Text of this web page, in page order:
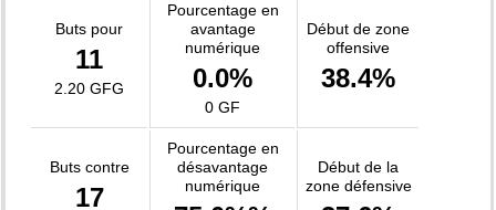
Buts pour
11
2.20 GFG
Pourcentage en
avantage
numérique
0.0%
0 GF
Début de zone
offensive
38.4%
Buts contre
17
Pourcentage en
désavantage
numérique
Début de la
zone défensive